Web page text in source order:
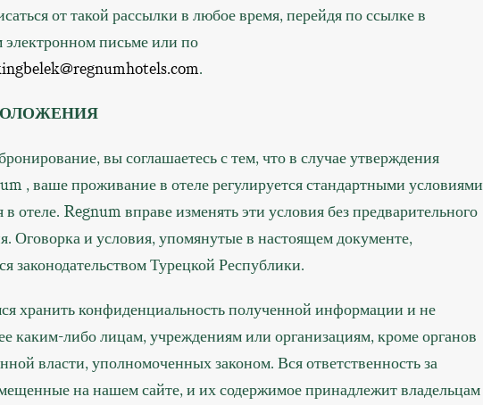
от такой рассылки в любое время, перейдя по ссылке в
письме или по
.
вы соглашаетесь с тем, что в случае утверждения
, ваше проживание в отеле регулируется стандартными условиями
отеле. Regnum вправе изменять эти условия без предварительного
Оговорка и условия, упомянутые в настоящем документе,
законодательством Турецкой Республики.
хранить конфиденциальность полученной информации и не
каким-либо лицам, учреждениям или организациям, кроме органов
власти, уполномоченных законом. Вся ответственность за
на нашем сайте, и их содержимое принадлежит владельцам